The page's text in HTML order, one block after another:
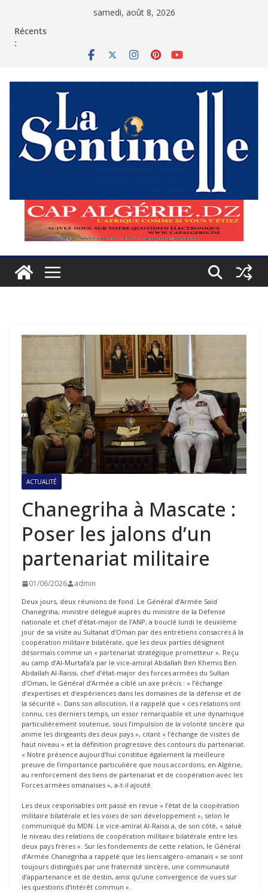
samedi, août 8, 2026
Récents
:
ACTUALITÉ
Chanegriha à Mascate :
Poser les jalons d’un
partenariat militaire
01/06/2026 admin
Deux jours, deux réunions de fond. Le Général d’Armée Saïd
Chanegriha, ministre délégué auprès du ministre de la Défense
nationale et chef d’état-major de l’ANP, a bouclé lundi le deuxième
jour de sa visite au Sultanat d’Oman par des entretiens consacrés à la
coopération militaire bilatérale, que les deux parties désignent
désormais comme un « partenariat stratégique prometteur ». Reçu
au camp d’Al-Murtafa’a par le vice-amiral Abdallah Ben Khemis Ben
Abdallah Al-Raissi, chef d’état-major des forces armées du Sultan
d’Oman, le Général d’Armée a ciblé un axe précis : « l’échange
d’expertises et d’expériences dans les domaines de la défense et de
la sécurité ». Dans son allocution, il a rappelé que « ces relations ont
connu, ces derniers temps, un essor remarquable et une dynamique
particulièrement soutenue, sous l’impulsion de la volonté sincère qui
anime les dirigeants des deux pays », citant « l’échange de visites de
haut niveau » et la définition progressive des contours du partenariat.
« Notre présence aujourd’hui constitue également la meilleure
preuve de l’importance particulière que nous accordons, en Algérie,
au renforcement des liens de partenariat et de coopération avec les
Forces armées omanaises », a-t-il ajouté.
Les deux responsables ont passé en revue « l’état de la coopération
militaire bilatérale et les voies de son développement », selon le
communiqué du MDN. Le vice-amiral Al-Raissi a, de son côté, « salué
le niveau des relations de coopération militaire bilatérale entre les
deux pays frères ». Sur les fondements de cette relation, le Général
d’Armée Chanegriha a rappelé que les liens algéro-omanais « se sont
toujours distingués par une fraternité sincère, une communauté
d’appartenance et de destin, ainsi qu’une convergence de vues sur
les questions d’intérêt commun ».